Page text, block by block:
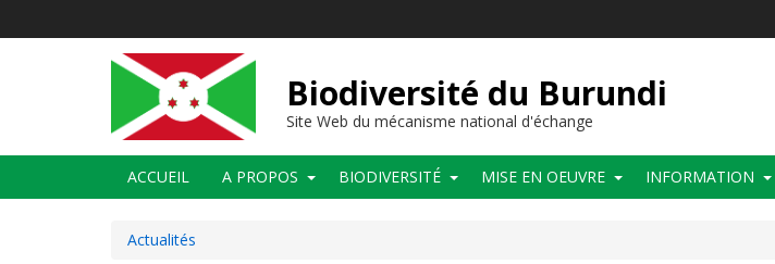
Biodiversité du Burundi
Site Web du mécanisme national d'échange
Main
navigation
ACCUEIL A PROPOS BIODIVERSITÉ MISE EN OEUVRE INFORMATION
Actualités